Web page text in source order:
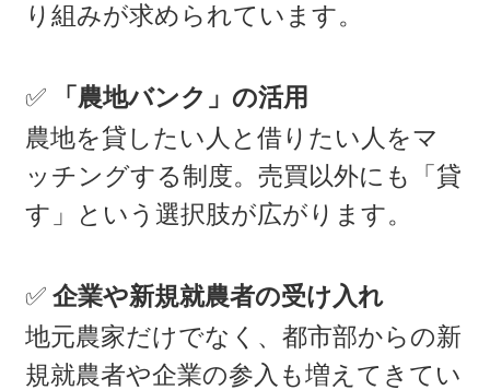
り組みが求められています。
✅
「農地バンク」の活用
農地を貸したい人と借りたい人をマ
ッチングする制度。売買以外にも「貸
す」という選択肢が広がります。
✅企業や新規就農者の受け入れ
地元農家だけでなく、都市部からの新
規就農者や企業の参入も増えてきてい